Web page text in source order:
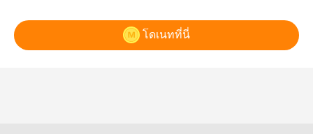
โดเนทที่นี่